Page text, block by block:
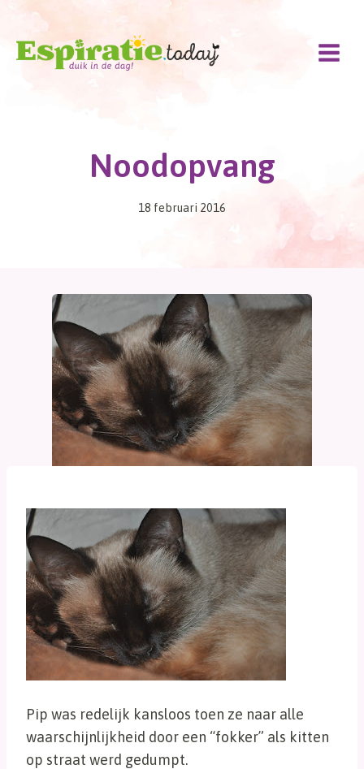
Doorgaan
inhoud
Noodopvang
18 februari 2016
Pip was redelijk kansloos toen ze naar alle
waarschijnlijkheid door een “fokker” als kitten
op straat werd gedumpt.